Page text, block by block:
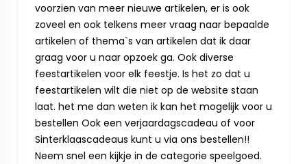
voorzien van meer nieuwe artikelen, er is ook
zoveel en ook telkens meer vraag naar bepaalde
artikelen of thema`s van artikelen dat ik daar
graag voor u naar opzoek ga. Ook diverse
feestartikelen voor elk feestje. Is het zo dat u
feestartikelen wilt die niet op de website staan
laat. het me dan weten ik kan het mogelijk voor u
bestellen Ook een verjaardagscadeau of voor
Sinterklaascadeaus kunt u via ons bestellen!!
Neem snel een kijkje in de categorie speelgoed.